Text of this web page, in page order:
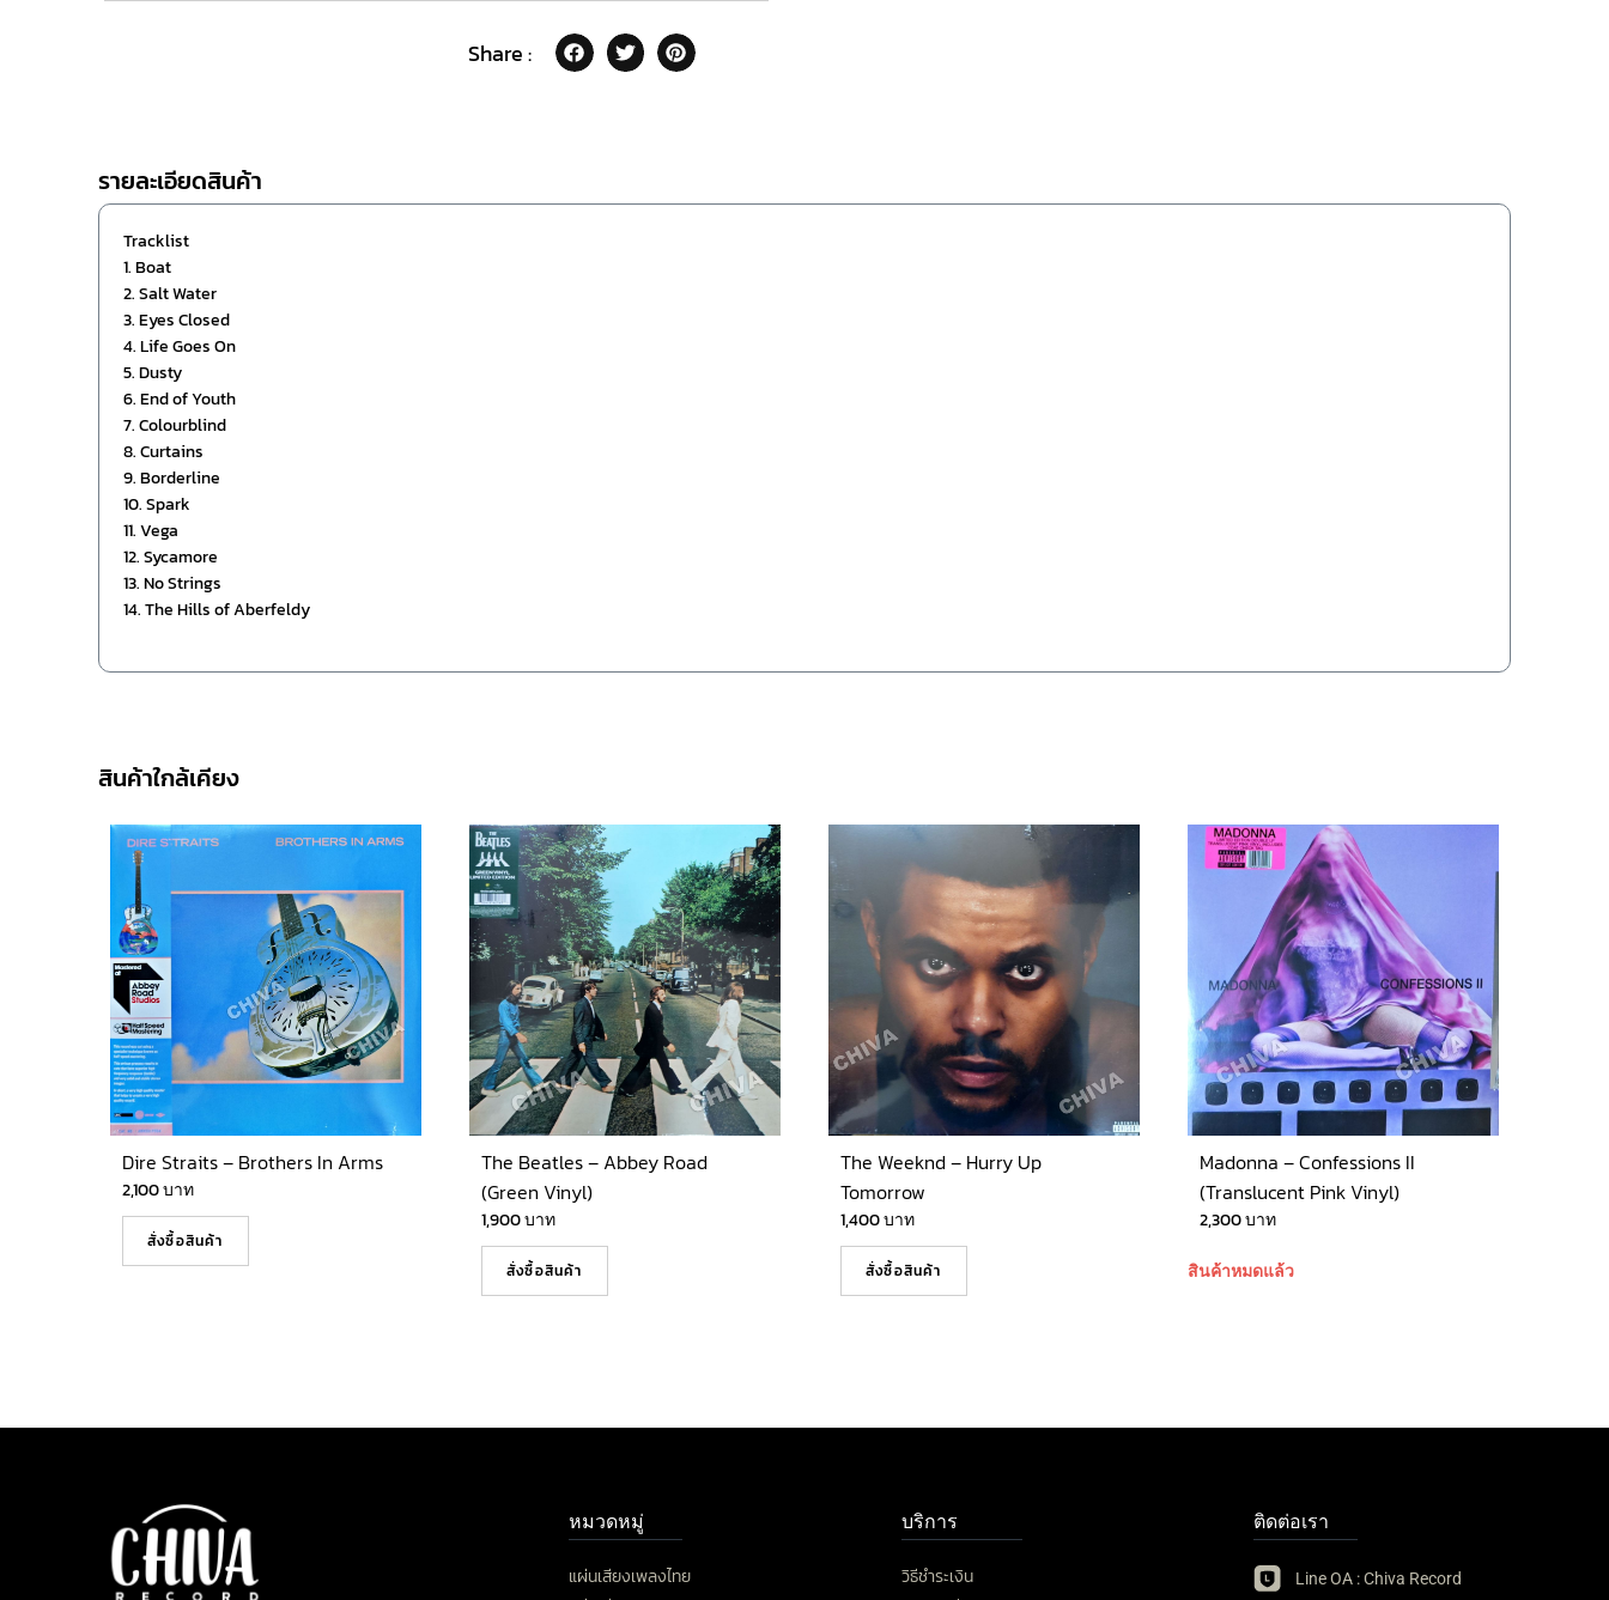
Share :
รายละเอียดสินค้า
Tracklist
1. Boat
2. Salt Water
3. Eyes Closed
4. Life Goes On
5. Dusty
6. End of Youth
7. Colourblind
8. Curtains
9. Borderline
10. Spark
11. Vega
12. Sycamore
13. No Strings
14. The Hills of Aberfeldy
สินค้าใกล้เคียง
Dire Straits – Brothers In Arms
2,100บาท
สั่งซื้อสินค้า
The Beatles – Abbey Road
(Green Vinyl)
1,900บาท
สั่งซื้อสินค้า
The Weeknd – Hurry Up
Tomorrow
1,400บาท
สั่งซื้อสินค้า
Madonna – Confessions II
(Translucent Pink Vinyl)
2,300บาท
สินค้าหมดแล้ว
หมวดหมู่
แผ่นเสียงเพลงไทย
บริการ
วิธีชำระเงิน
ติดต่อเรา
Line OA : Chiva Record